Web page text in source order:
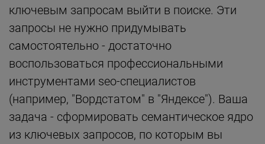
ключевым запросам выйти в поиске. Эти
запросы не нужно придумывать
самостоятельно - достаточно
воспользоваться профессиональными
инструментами seo-специалистов
(например, "Вордстатом" в "Яндексе"). Ваша
задача - сформировать семантическое ядро
из ключевых запросов, по которым вы